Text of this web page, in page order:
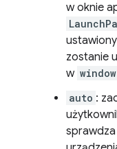
w oknie
zostanie
w
auto :
sprawdza